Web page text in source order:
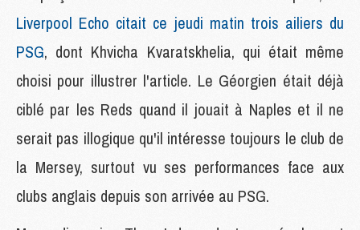
Liverpool Echo citait ce jeudi matin trois ailiers du
PSG, dont Khvicha Kvaratskhelia, qui était même
choisi pour illustrer l'article. Le Géorgien était déjà
ciblé par les Reds quand il jouait à Naples et il ne
serait pas illogique qu'il intéresse toujours le club de
la Mersey, surtout vu ses performances face aux
clubs anglais depuis son arrivée au PSG.